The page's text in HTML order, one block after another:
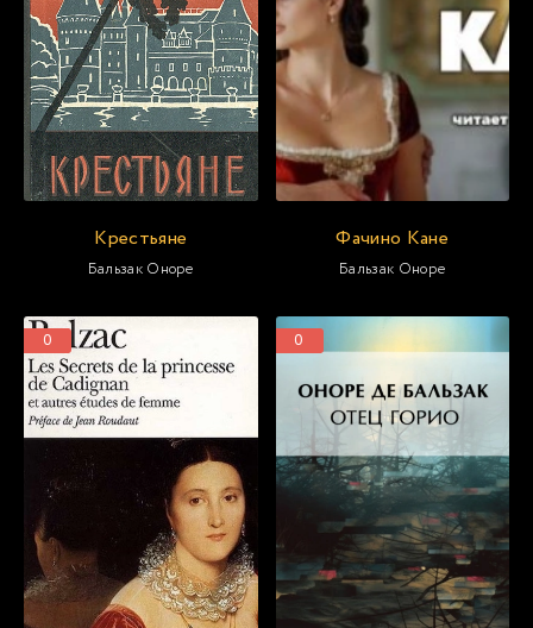
Крестьяне
Бальзак Оноре
Фачино Кане
Бальзак Оноре
0 0